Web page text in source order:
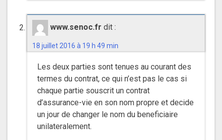
www.senoc.fr dit :
18 juillet 2016 à 19 h 49 min
Les deux parties sont tenues au courant des
termes du contrat, ce qui n’est pas le cas si
chaque partie souscrit un contrat
d’assurance-vie en son nom propre et decide
un jour de changer le nom du beneficiaire
unilateralement.